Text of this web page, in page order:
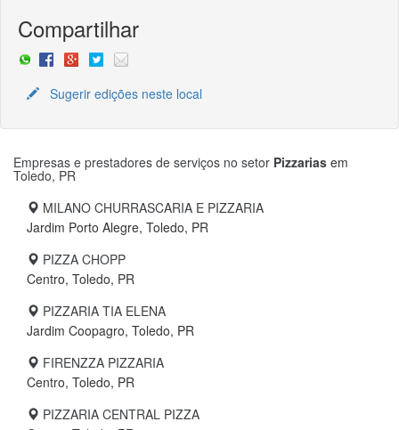
Compartilhar
Sugerir edições neste local
Empresas e prestadores de serviços no setor Pizzarias em
Toledo, PR
MILANO CHURRASCARIA E PIZZARIA
Jardim Porto Alegre, Toledo, PR
PIZZA CHOPP
Centro, Toledo, PR
PIZZARIA TIA ELENA
Jardim Coopagro, Toledo, PR
FIRENZZA PIZZARIA
Centro, Toledo, PR
PIZZARIA CENTRAL PIZZA